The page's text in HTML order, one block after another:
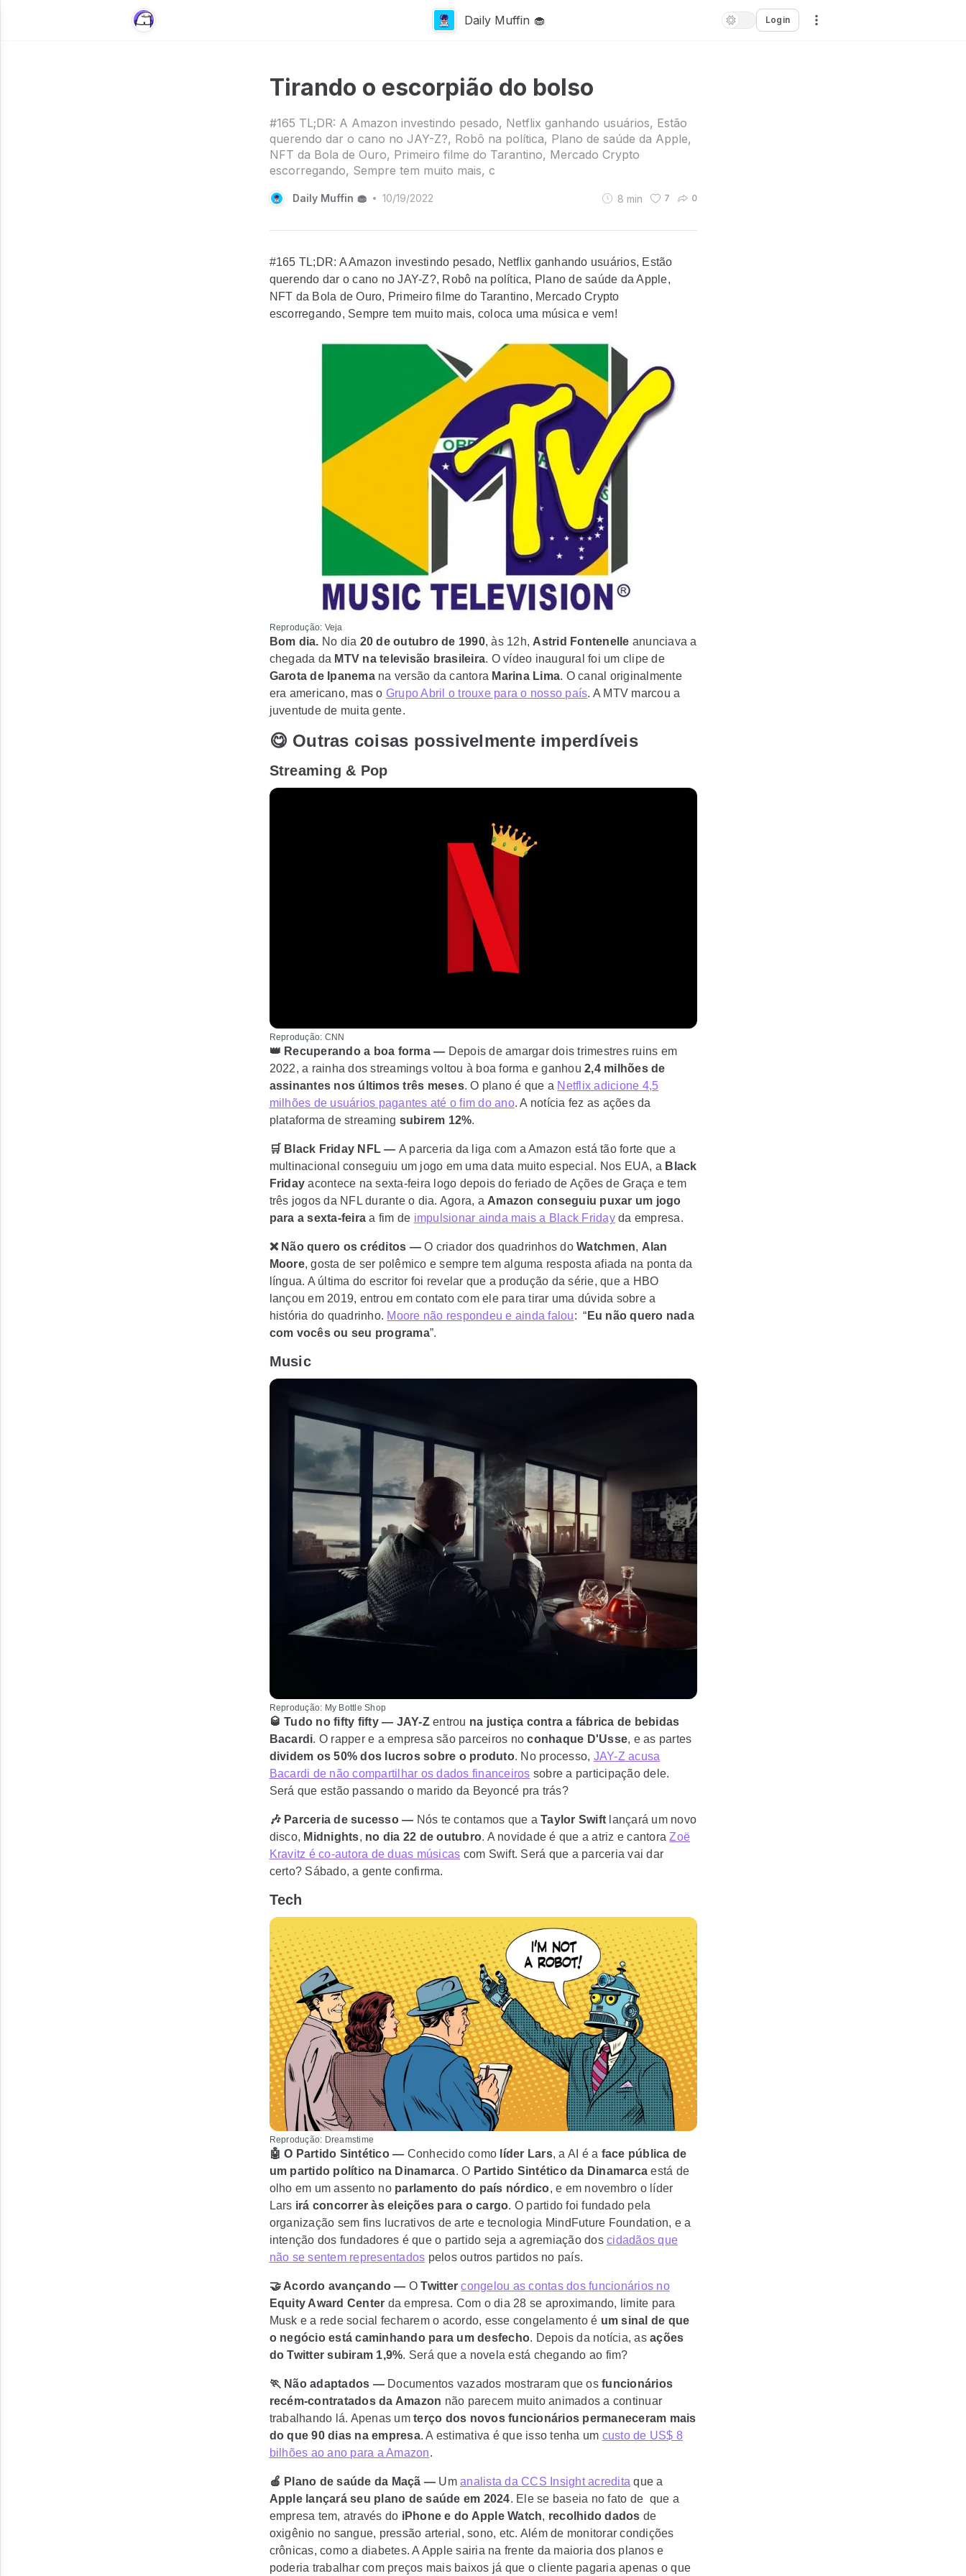
Daily Muffin 🧁 Login
Tirando o escorpião do bolso
#165 TL;DR: A Amazon investindo pesado, Netflix ganhando usuários, Estão
querendo dar o cano no JAY-Z?, Robô na política, Plano de saúde da Apple,
NFT da Bola de Ouro, Primeiro filme do Tarantino, Mercado Crypto
escorregando, Sempre tem muito mais, c
Daily Muffin 🧁 • 10/19/2022 8 min 7 0
#165 TL;DR: A Amazon investindo pesado, Netflix ganhando usuários, Estão
querendo dar o cano no JAY-Z?, Robô na política, Plano de saúde da Apple,
NFT da Bola de Ouro, Primeiro filme do Tarantino, Mercado Crypto
escorregando, Sempre tem muito mais, coloca uma música e vem!
Reprodução: Veja
Bom dia. No dia 20 de outubro de 1990, às 12h, Astrid Fontenelle anunciava a
chegada da MTV na televisão brasileira. O vídeo inaugural foi um clipe de
Garota de Ipanema na versão da cantora Marina Lima. O canal originalmente
era americano, mas o Grupo Abril o trouxe para o nosso país. A MTV marcou a
juventude de muita gente.
😋 Outras coisas possivelmente imperdíveis
Streaming & Pop
Reprodução: CNN
👑 Recuperando a boa forma — Depois de amargar dois trimestres ruins em
2022, a rainha dos streamings voltou à boa forma e ganhou 2,4 milhões de
assinantes nos últimos três meses. O plano é que a Netflix adicione 4,5
milhões de usuários pagantes até o fim do ano. A notícia fez as ações da
plataforma de streaming subirem 12%.
🛒 Black Friday NFL — A parceria da liga com a Amazon está tão forte que a
multinacional conseguiu um jogo em uma data muito especial. Nos EUA, a Black
Fridayacontece na sexta-feira logo depois do feriado de Ações de Graça e tem
três jogos da NFL durante o dia. Agora, a Amazon conseguiu puxar um jogo
para a sexta-feira a fim de impulsionar ainda mais a Black Fridayda empresa.
❌ Não quero os créditos —O criador dos quadrinhos do Watchmen, Alan
Moore, gosta de ser polêmico e sempre tem alguma resposta afiada na ponta da
língua. A última do escritor foi revelar que a produção da série, que a HBO
lançou em 2019, entrou em contato com ele para tirar uma dúvida sobre a
história do quadrinho. Moore não respondeu e ainda falou: “ Eu não quero nada
com vocês ou seu programa”.
Music
Reprodução: My Bottle Shop
🥃 Tudo no fifty fifty — JAY-Zentrou na justiça contra a fábrica de bebidas
Bacardi. O rapper e a empresa são parceiros noconhaque D'Usse, e as partes
dividem os 50% dos lucros sobre o produto. No processo, JAY-Z acusa
Bacardi de não compartilhar os dados financeiros sobre a participação dele.
Será que estão passando o marido da Beyoncé pra trás?
🎶 Parceria de sucesso — Nós te contamos que a Taylor Swift lançará um novo
disco, Midnights, no dia 22 de outubro. A novidade é que a atriz e cantoraZoë
Kravitz é co-autora de duas músicas com Swift. Será que a parceria vai dar
certo? Sábado, a gente confirma.
Tech
Reprodução: Dreamstime
🤖 O Partido Sintético — Conhecido como líder Lars, a AI é a face pública de
um partido político na Dinamarca. O Partido Sintético da Dinamarca está de
olho em um assento no parlamento do país nórdico, e em novembro o líder
Lars irá concorrer às eleições para o cargo. O partido foi fundado pela
organização sem fins lucrativos de arte e tecnologia MindFuture Foundation, e a
intenção dos fundadores é que o partido seja a agremiação dos cidadãos que
não se sentem representados pelos outros partidos no país.
🤝 Acordo avançando — OTwittercongelou as contas dos funcionários no
Equity Award Center da empresa. Com o dia 28 se aproximando, limite para
Musk e a rede social fecharem o acordo, esse congelamento é um sinal de que
o negócio está caminhando para um desfecho. Depois da notícia, as ações
do Twitter subiram 1,9%. Será que a novela está chegando ao fim?
🏃 Não adaptados — Documentos vazados mostraram que osfuncionários
recém-contratados da Amazon não parecem muito animados a continuar
trabalhando lá. Apenas um terço dos novos funcionários permaneceram mais
do que 90 dias na empresa. A estimativa é que isso tenha um custo de US$ 8
bilhões ao ano para a Amazon.
🍎 Plano de saúde da Maçã — Um analista da CCS Insight acredita que a
Apple lançará seu plano de saúde em 2024. Ele se baseia no fato de que a
empresa tem, através do iPhone e do Apple Watch, recolhido dados de
oxigênio no sangue, pressão arterial, sono, etc. Além de monitorar condições
crônicas, como a diabetes. A Apple sairia na frente da maioria dos planos e
poderia trabalhar com preços mais baixos já que o cliente pagaria apenas o que